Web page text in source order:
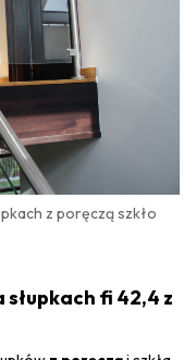
z poręczą szkło
fi 42,4 z